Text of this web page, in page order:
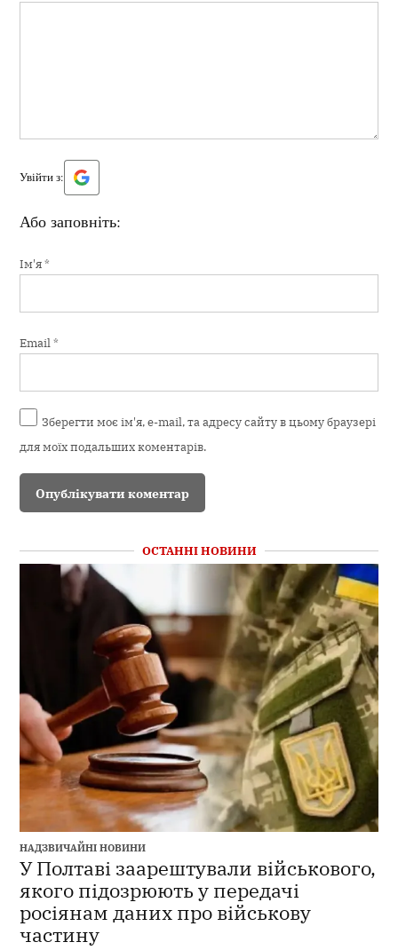
Увійти з:
Або заповніть:
Ім'я*
Email*
Зберегти моє ім'я, e-mail, та адресу сайту в цьому браузері
для моїх подальших коментарів.
ОСТАННІ НОВИНИ
НАДЗВИЧАЙНІ НОВИНИ
У Полтаві заарештували військового,
якого підозрюють у передачі
росіянам даних про військову
частину